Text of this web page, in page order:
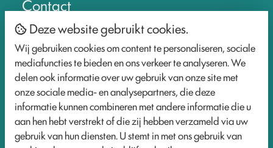
Contact
info@participatiepraktijk.nl
www.participatiepraktijk.nl
Socials
Deze website gebruikt cookies.
Wij gebruiken cookies om content te personaliseren, sociale
mediafuncties te bieden en ons verkeer te analyseren. We
delen ook informatie over uw gebruik van onze site met
onze sociale media- en analysepartners, die deze
informatie kunnen combineren met andere informatie die u
aan hen hebt verstrekt of die zij hebben verzameld via uw
gebruik van hun diensten. U stemt in met ons gebruik van